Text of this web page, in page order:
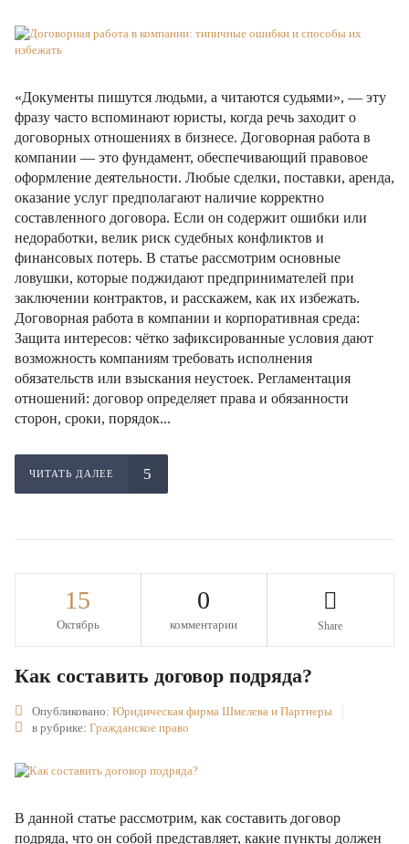
«Документы пишутся людьми, а читаются судьями», — эту
фразу часто вспоминают юристы, когда речь заходит о
договорных отношениях в бизнесе. Договорная работа в
компании — это фундамент, обеспечивающий правовое
оформление деятельности. Любые сделки, поставки, аренда,
оказание услуг предполагают наличие корректно
составленного договора. Если он содержит ошибки или
недоработки, велик риск судебных конфликтов и
финансовых потерь. В статье рассмотрим основные
ловушки, которые поджидают предпринимателей при
заключении контрактов, и расскажем, как их избежать.
Договорная работа в компании и корпоративная среда:
Защита интересов: чётко зафиксированные условия дают
возможность компаниям требовать исполнения
обязательств или взыскания неустоек. Регламентация
отношений: договор определяет права и обязанности
сторон, сроки, порядок...
ЧИТАТЬ ДАЛЕЕ
15
Октябрь
0
комментарии Share
Как составить договор подряда?
Опубликовано: Юридическая фирма Шмелева и Партнеры
в рубрике: Гражданское право
В данной статье рассмотрим, как составить договор
подряда, что он собой представляет, какие пункты должен